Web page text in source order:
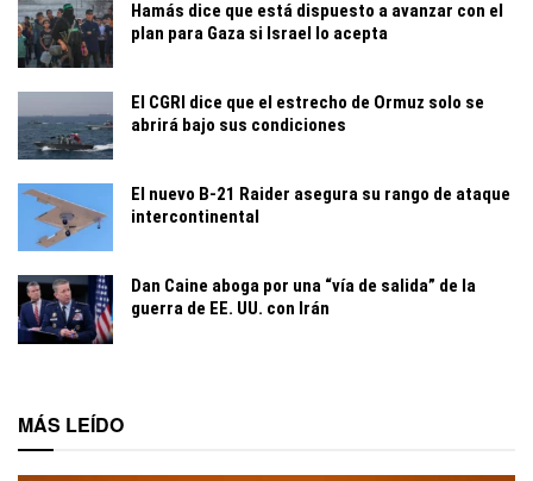
Hamás dice que está dispuesto a avanzar con el
plan para Gaza si Israel lo acepta
El CGRI dice que el estrecho de Ormuz solo se
abrirá bajo sus condiciones
El nuevo B-21 Raider asegura su rango de ataque
intercontinental
Dan Caine aboga por una “vía de salida” de la
guerra de EE. UU. con Irán
MÁS LEÍDO